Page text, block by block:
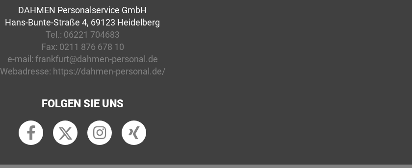
DAHMEN Personalservice GmbH
Hans-Bunte-Straße 4, 69123 Heidelberg
Tel.: 06221 704683
Fax: 0211 876 678 10
e-mail: frankfurt@dahmen-personal.de
Webadresse: https://dahmen-personal.de/
FOLGEN SIE UNS